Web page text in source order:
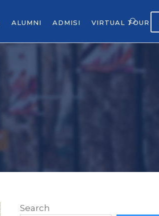
ALUMNI ADMISI VIRTUAL TOUR
Search